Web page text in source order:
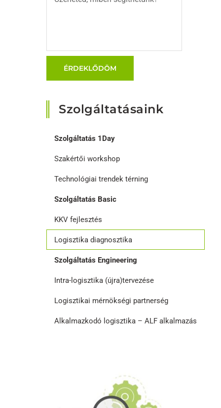
Szolgáltatásaink
Szolgáltatás 1Day
Szakértői workshop
Technológiai trendek térning
Szolgáltatás Basic
KKV fejlesztés
Logisztika diagnosztika
Szolgáltatás Engineering
Intra-logisztika (újra)tervezése
Logisztikai mérnökségi partnerség
Alkalmazkodó logisztika – ALF alkalmazás